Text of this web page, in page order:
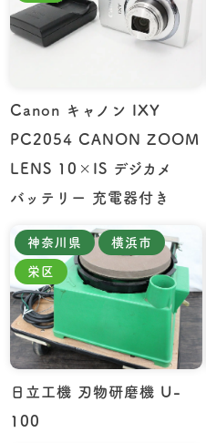
Canon キャノン IXY
PC2054 CANON ZOOM
LENS 10×IS デジカメ
バッテリー 充電器付き
神奈川県 横浜市
栄区
日立工機 刃物研磨機 U-
100